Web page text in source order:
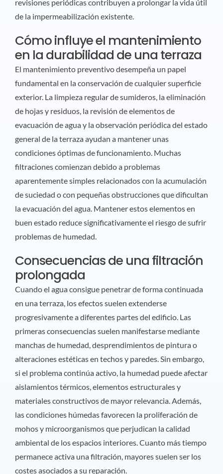
revisiones periódicas contribuyen a prolongar la vida útil
de la impermeabilización existente.
Cómo influye el mantenimiento
en la durabilidad de una terraza
El mantenimiento preventivo desempeña un papel
fundamental en la conservación de cualquier superficie
exterior. La limpieza regular de sumideros, la eliminación
de hojas y residuos, la revisión de elementos de
evacuación de agua y la observación periódica del estado
general de la terraza ayudan a mantener unas
condiciones óptimas de funcionamiento. Muchas
filtraciones comienzan debido a problemas
aparentemente simples relacionados con la acumulación
de suciedad o con pequeñas obstrucciones que dificultan
la evacuación del agua. Mantener estos elementos en
buen estado reduce significativamente el riesgo de sufrir
problemas de humedad.
Consecuencias de una filtración
prolongada
Cuando el agua consigue penetrar de forma continuada
en una terraza, los efectos suelen extenderse
progresivamente a diferentes partes del edificio. Las
primeras consecuencias suelen manifestarse mediante
manchas de humedad, desprendimientos de pintura o
alteraciones estéticas en techos y paredes. Sin embargo,
si el problema continúa activo, la humedad puede afectar
aislamientos térmicos, elementos estructurales y
materiales constructivos de mayor relevancia. Además,
las condiciones húmedas favorecen la proliferación de
mohos y microorganismos que perjudican la calidad
ambiental de los espacios interiores. Cuanto más tiempo
permanece activa una filtración, mayores suelen ser los
costes asociados a su reparación.